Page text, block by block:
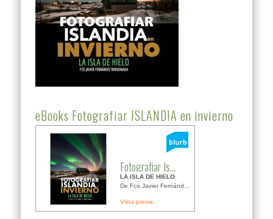
eBooks Fotografiar ISLANDIA en invierno
Fotografiar Is...
LA ISLA DE HIELO
De Fco Javier Fernánd...
Vista previa